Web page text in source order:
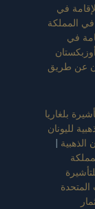
في
في المملكة
في
عن طريق
بلغاريا
لليونان
|
المتحدة